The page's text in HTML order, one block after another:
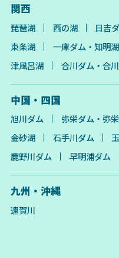
関西
琵琶湖 西の湖 日吉
東条湖
一庫ダム・知明湖
津風呂湖
合川ダム・合
中国・四国
旭川ダム 弥栄ダム・弥
金砂湖
石手川ダム
鹿野川ダム
早明浦ダム
九州・沖縄
遠賀川